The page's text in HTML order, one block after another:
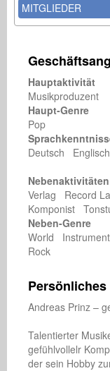
MITGLIEDER
Hauptaktivität
Musikproduzent
Haupt-Genre
Pop
Deutsch Englisch
Nebenaktivitäten
Verlag Record
Komponist
Neben-Genre
World
Rock
Andreas Prinz –
Talentierter
gefühlvollelr
der sein Hobby